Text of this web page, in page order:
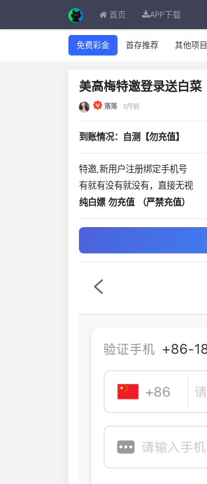
首页 APP下载
免费彩金 首存推荐 其他项目
美高梅特邀登录送白菜
落落
5月前
到账情况：自测【勿充值】
特邀,新用户注册绑定手机号
有就有没有就没有，直接无视
纯白嫖 勿充值 （严禁充值）